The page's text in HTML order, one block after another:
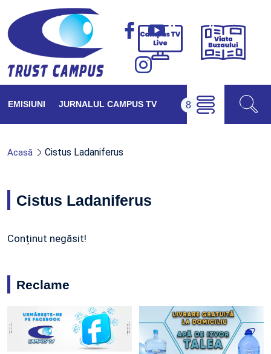
Campus
Viața
EMISIUNI JURNALUL CAMPUS TV
Acasă Cistus Ladaniferus
Cistus Ladaniferus
Conținut negăsit!
Reclame